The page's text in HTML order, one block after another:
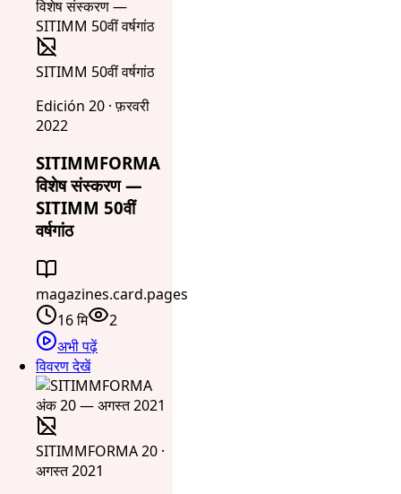
SITIMM 50वीं वर्षगांठ
Edición 20 · फ़रवरी
2022
SITIMMFORMA
विशेष संस्करण —
SITIMM 50वीं
वर्षगांठ
magazines.card.pages
16 मि
2
अभी पढ़ें
विवरण देखें
SITIMMFORMA 20 ·
अगस्त 2021